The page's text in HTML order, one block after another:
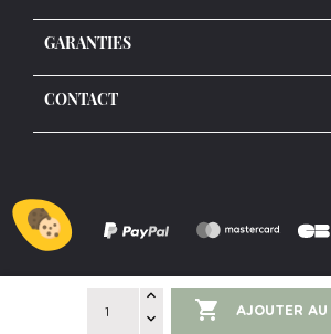
 AJOUTER AU
GARANTIES
CONTACT
Copyright ©2026